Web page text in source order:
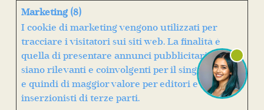
Marketing (8)
I cookie di marketing vengono utilizzati per
tracciare i visitatori sui siti web. La finalità è
quella di presentare annunci pubblicitari che
siano rilevanti e coinvolgenti per il singolo utente
e quindi di maggior valore per editori e
inserzionisti di terze parti.